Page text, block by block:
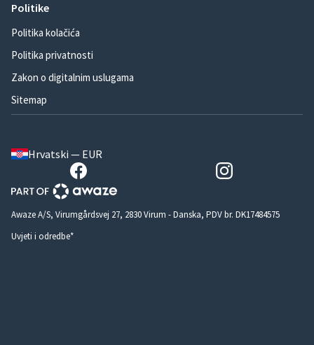
Politike
Politika kolačića
Politika privatnosti
Zakon o digitalnim uslugama
Sitemap
Hrvatski — EUR
Awaze A/S, Virumgårdsvej 27, 2830 Virum - Danska, PDV br. DK17484575
Uvjeti i odredbe*